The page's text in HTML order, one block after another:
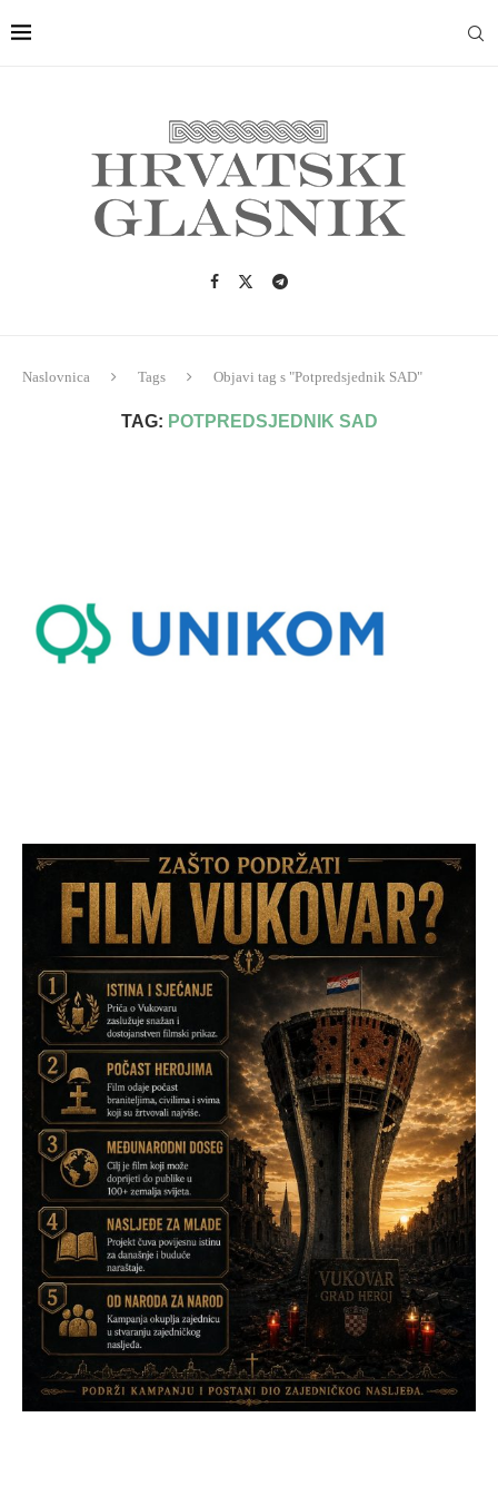
Naslovnica Tags Objavi tag s "Potpredsjednik SAD"
TAG: POTPREDSJEDNIK SAD